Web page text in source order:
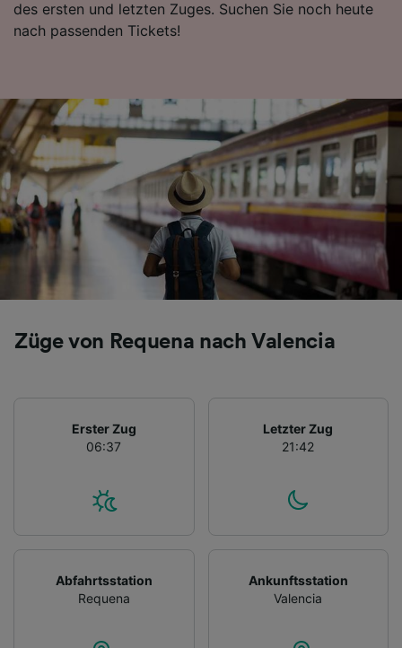
des ersten und letzten Zuges. Suchen Sie noch heute
nach passenden Tickets!
Züge von Requena nach Valencia
Erster Zug
06:37
Letzter Zug
21:42
Abfahrtsstation
Requena
Ankunftsstation
Valencia
Folgendes bereitzustellen:
Verwendung genauer Standortdaten.
Personalisierte Werbung und Inhalte, Messung
von Werbeleistung und der Performance von
Inhalten, Zielgruppenforschung sowie
Entwicklung und Verbesserung von
Angeboten.
Liste der Partner (Lieferanten)